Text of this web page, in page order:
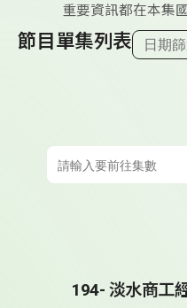
重要資訊都在本集
節目單集列表 日期
194- 淡水商工